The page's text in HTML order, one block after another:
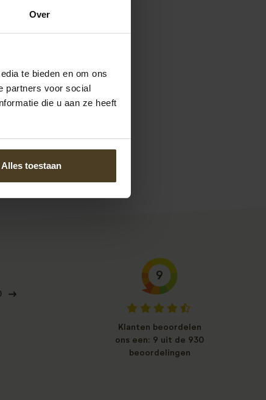
Over
te bieden en om ons
partners voor social
die u aan ze heeft
Alles toestaan
9
Klanten beoordelen
ons een: 9 uit de 930
beoordelingen